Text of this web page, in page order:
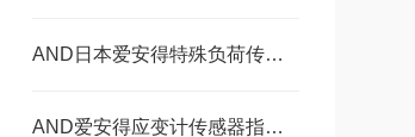
AND日本爱安得特殊负荷传感器 9E01-L14的操作指南
AND爱安得应变计传感器指示器 AD-4532B 的操作使用